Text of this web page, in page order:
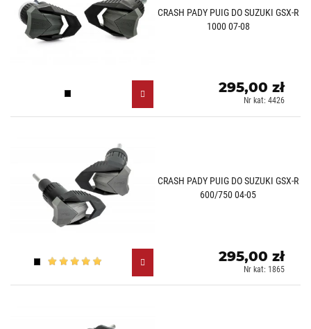
CRASH PADY PUIG DO SUZUKI GSX-R
1000 07-08
Czarny (N)
295,00 zł
Nr kat: 4426
CRASH PADY PUIG DO SUZUKI GSX-R
600/750 04-05
Czarny (N)
295,00 zł
Nr kat: 1865